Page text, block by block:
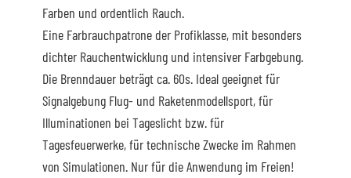
Farben und ordentlich Rauch.
Eine Farbrauchpatrone der Profiklasse, mit besonders
dichter Rauchentwicklung und intensiver Farbgebung.
Die Brenndauer beträgt ca. 60s. Ideal geeignet für
Signalgebung Flug- und Raketenmodellsport, für
Illuminationen bei Tageslicht bzw. für
Tagesfeuerwerke, für technische Zwecke im Rahmen
von Simulationen. Nur für die Anwendung im Freien!